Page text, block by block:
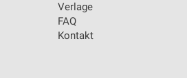
Verlage
FAQ
Kontakt